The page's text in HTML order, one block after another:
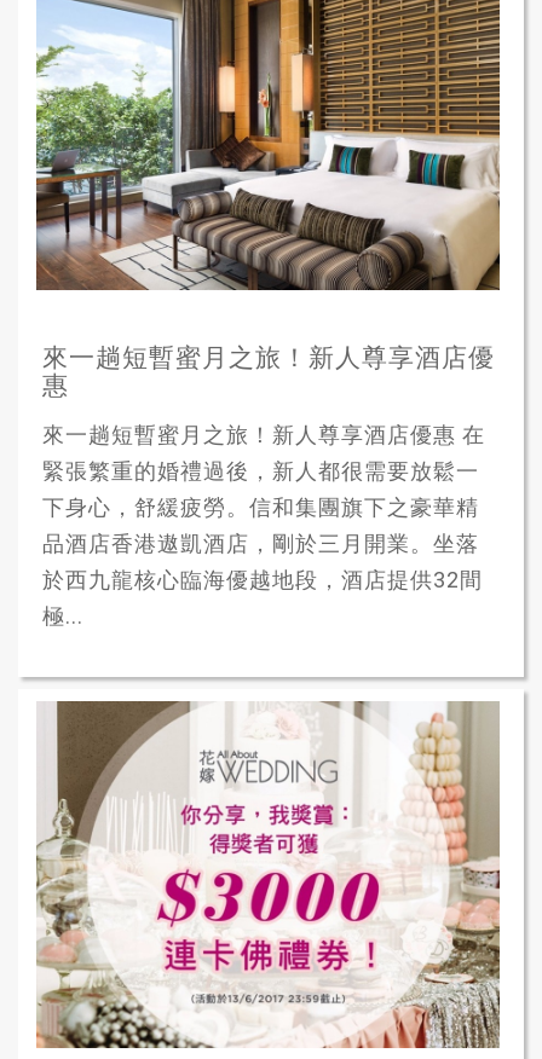
來一趟短暫蜜月之旅！新人尊享酒店優
惠
來一趟短暫蜜月之旅！新人尊享酒店優惠 在
緊張繁重的婚禮過後，新人都很需要放鬆一
下身心，舒緩疲勞。信和集團旗下之豪華精
品酒店香港遨凱酒店，剛於三月開業。坐落
於西九龍核心臨海優越地段，酒店提供32間
極...